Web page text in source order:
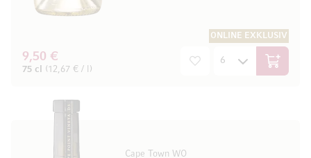
ONLINE EXKLUSIV
9,50 €
75 cl (12,67 € / l) In den
Cape Town WO